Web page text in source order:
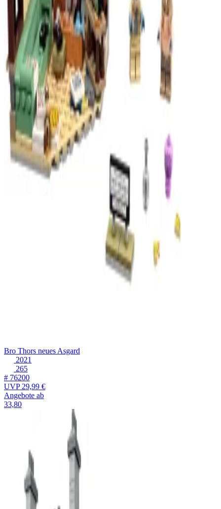
Bro Thors neues Asgard
2021
265
# 76200
UVP29,99 €
Angebote ab
33,80